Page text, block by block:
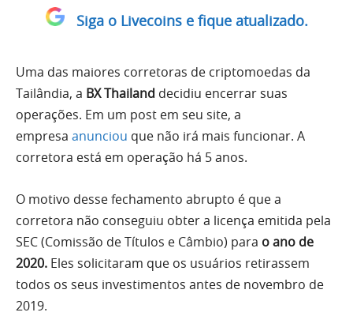
Siga o Livecoins e fique atualizado.
Uma das maiores corretoras de criptomoedas da
Tailândia, a BX Thailand decidiu encerrar suas
operações. Em um post em seu site, a
empresa anunciou que não irá mais funcionar. A
corretora está em operação há 5 anos.
O motivo desse fechamento abrupto é que a
corretora não conseguiu obter a licença emitida pela
SEC (Comissão de Títulos e Câmbio) para o ano de
2020. Eles solicitaram que os usuários retirassem
todos os seus investimentos antes de novembro de
2019.